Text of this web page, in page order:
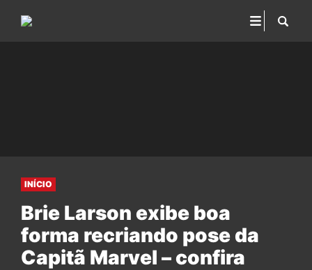
INÍCIO
Brie Larson exibe boa
forma recriando pose da
Capitã Marvel – confira